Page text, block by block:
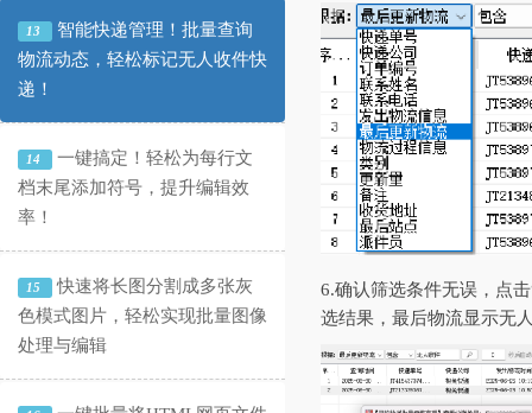
13
智能快递管理！批量查询
物流动态，轻松标记无人收件快
递！
14
一键搞定！轻松为每行文
档末尾添加符号，提升编辑效
率！
15
快速将长图分割成多张灰
色模式图片，轻松实现批量图像
处理与编辑
6.确认筛选条件无误，点
选结果，最后物流显示无